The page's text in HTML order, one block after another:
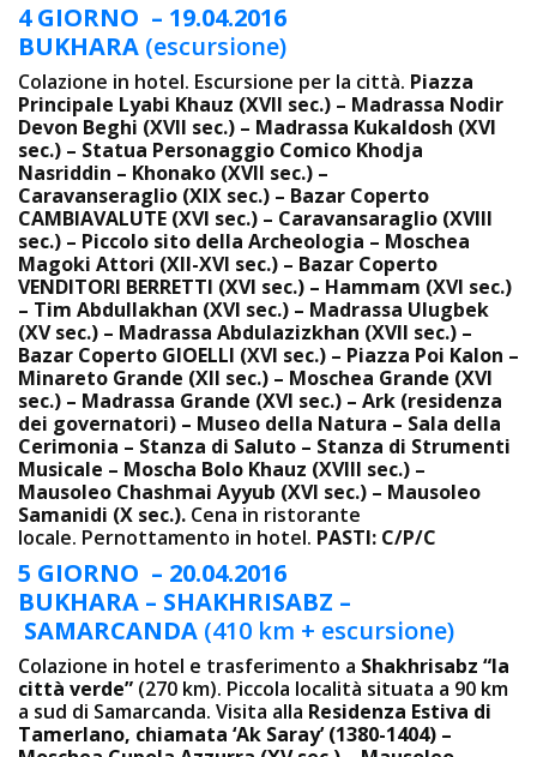
4 GIORNO – 19.04.2016
BUKHARA (escursione)
Colazione in hotel. Escursione per la città. Piazza
Principale Lyabi Khauz (XVII sec.) – Madrassa Nodir
Devon Beghi (XVII sec.) – Madrassa Kukaldosh (XVI
sec.) – Statua Personaggio Comico Khodja
Nasriddin – Khonako (XVII sec.) –
Caravanseraglio (XIX sec.) – Bazar Coperto
CAMBIAVALUTE (XVI sec.) – Caravansaraglio (XVIII
sec.) – Piccolo sito della Archeologia – Moschea
Magoki Attori (XII-XVI sec.) – Bazar Coperto
VENDITORI BERRETTI (XVI sec.) – Hammam (XVI sec.)
– Tim Abdullakhan (XVI sec.) – Madrassa Ulugbek
(XV sec.) – Madrassa Abdulazizkhan (XVII sec.) –
Bazar Coperto GIOELLI (XVI sec.) – Piazza Poi Kalon –
Minareto Grande (XII sec.) – Moschea Grande (XVI
sec.) – Madrassa Grande (XVI sec.) – Ark (residenza
dei governatori) – Museo della Natura – Sala della
Cerimonia – Stanza di Saluto – Stanza di Strumenti
Musicale – Moscha Bolo Khauz (XVIII sec.) –
Mausoleo Chashmai Ayyub (XVI sec.) – Mausoleo
Samanidi (X sec.). Cena in ristorante
locale. Pernottamento in hotel. PASTI: C/P/C
5 GIORNO – 20.04.2016
BUKHARA – SHAKHRISABZ –
SAMARCANDA (410 km + escursione)
Colazione in hotel e trasferimento a Shakhrisabz “la
città verde” (270 km). Piccola località situata a 90 km
a sud di Samarcanda. Visita alla Residenza Estiva di
Tamerlano, chiamata ‘Ak Saray’ (1380-1404) –